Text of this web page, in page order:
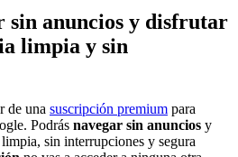
sin anuncios y disfrutar
limpia y sin
de una suscripción premium para
Podrás navegar sin anuncios y
sin interrupciones y segura